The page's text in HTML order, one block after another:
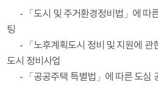
- 「도시 및 주거환경정비법」에 따
팅
-
「노후계획도시 정비 및 지원에
도시 정비사업
-
「공공주택 특별법」에 따른 도심